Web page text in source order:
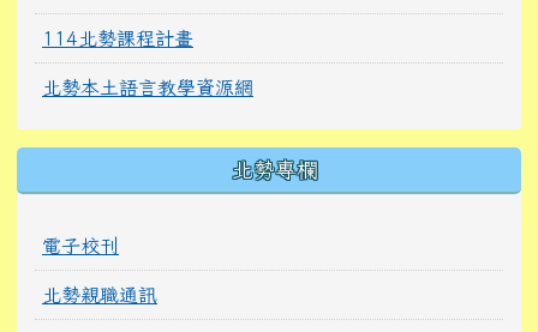
114北勢課程計畫
北勢本土語言教學資源網
北勢專欄
電子校刊
北勢親職通訊